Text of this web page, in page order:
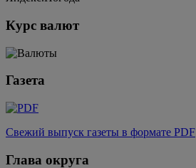
Курс валют
Газета
Свежий выпуск газеты в формате PDF
Глава округа